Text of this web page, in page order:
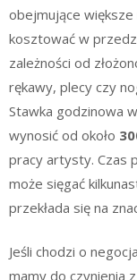
obejmujące
kosztować w
zależności od
rękawy, plecy czy
Stawka godzinowa
wynosić od około
pracy artysty. Czas
może sięgać
przekłada się na
Jeśli chodzi o
mamy do czynienia